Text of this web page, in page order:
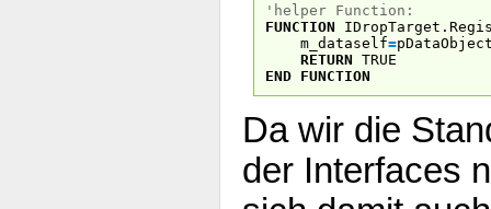
'helper Function:
FUNCTION
m_dataself=
RETURN TRUE
END FUNCTION
Da wir die
der Interfaces